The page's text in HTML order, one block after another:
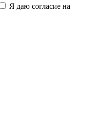
Я даю согласие на